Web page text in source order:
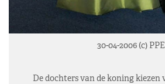
30-04-2006 (c) PPE
De dochters van de koning